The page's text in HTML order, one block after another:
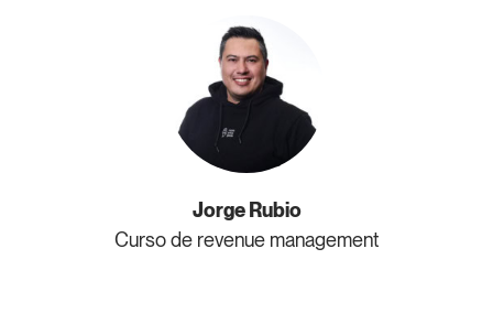
Jorge Rubio
Curso de revenue management